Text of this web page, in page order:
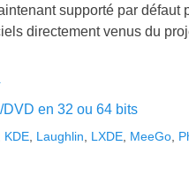
supporté par défaut
directement venus du
en 32 ou 64 bits
KDE Laughlin LXDE MeeGo